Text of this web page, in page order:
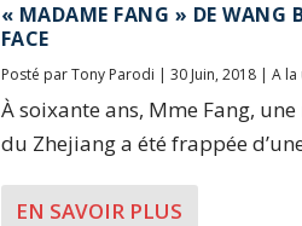
« MADAME FANG » DE WANG
FACE
Posté parTony Parodi | 30 Juin, 2018| A la
À soixante ans, Mme Fang,
du Zhejiang a été frappée
EN SAVOIR PLUS